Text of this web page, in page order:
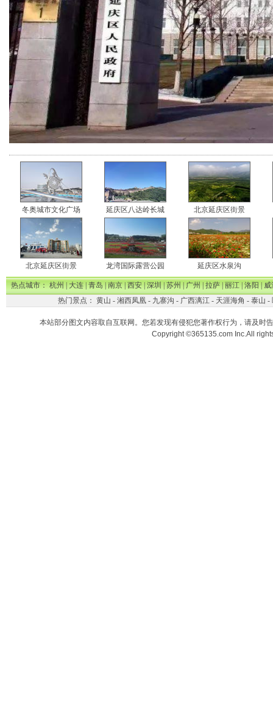
冬奥城市文化广场 延庆区八达岭长城 北京延庆区街景
北京延庆区街景 龙湾国际露营公园 延庆区水泉沟
热点城市：杭州|大连|青岛|南京|西安|深圳|苏州|广州|拉萨|丽江|洛阳|威
热门景点： 黄山 - 湘西凤凰- 九寨沟 - 广西漓江- 天涯海角 - 泰山 -
本站部分图文内容取自互联网。您若发现有侵犯您著作权行为，请及时
Copyright ©365135.com Inc.All